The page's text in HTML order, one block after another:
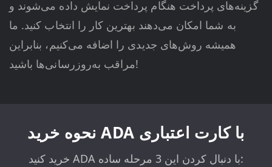
گزینه‌های پرداخت هنگام پرداخت نمایش داده می‌شوند و
به شما امکان می‌دهند بهترین کار را انتخاب کنید. ما
همیشه روش‌های جدیدی را اضافه می‌کنیم، بنابراین
مراقب به‌روزرسانی‌ها باشید!
نحوه خرید ADA با کارت اعتباری
خرید کنید ADA با دنبال کردن این 3 مرحله ساده: